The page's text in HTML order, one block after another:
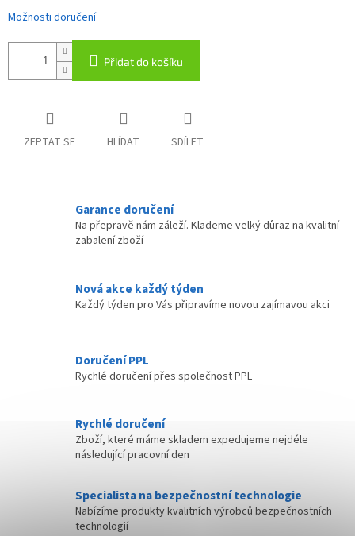
Možnosti doručení
Přidat do košíku
ZEPTAT SE HLÍDAT SDÍLET
Garance doručení
Na přepravě nám záleží. Klademe velký důraz na kvalitní
zabalení zboží
Nová akce každý týden
Každý týden pro Vás připravíme novou zajímavou akci
Doručení PPL
Rychlé doručení přes společnost PPL
Rychlé doručení
Zboží, které máme skladem expedujeme nejdéle
následující pracovní den
Specialista na bezpečnostní technologie
Nabízíme produkty kvalitních výrobců bezpečnostních
technologií